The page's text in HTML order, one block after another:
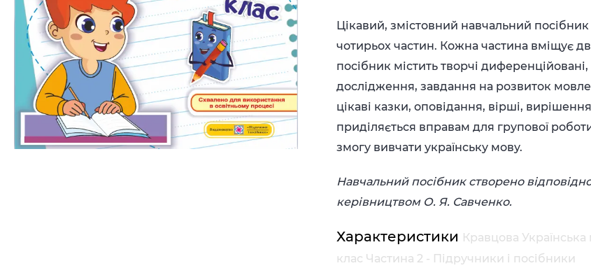
Цікавий, змістовний навчальний посібник
чотирьох частин. Кожна частина вміщує
посібник містить творчі
дослідження, завдання на розвиток
цікаві казки, оповідання, вірші,
приділяється вправам для групової
змогу вивчати українську мову.
Навчальний посібник створено
керівництвом О. Я. Савченко.
Характеристики Кравцова
клас Частина 2 - Підручники і посібники